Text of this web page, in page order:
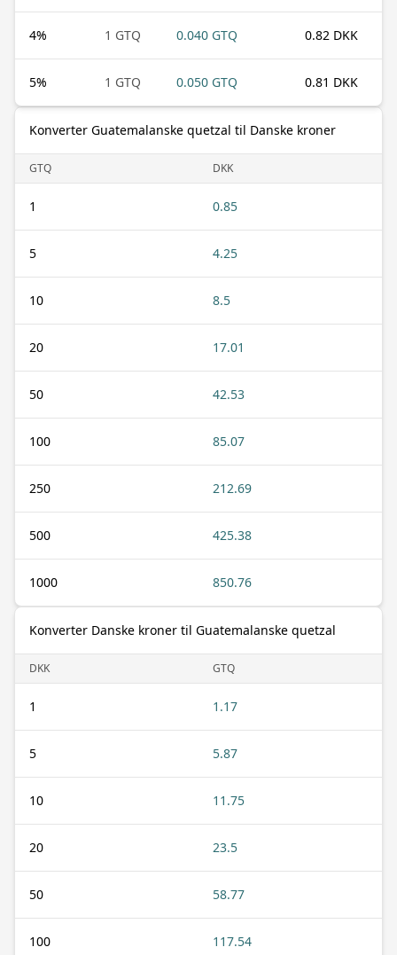
4% 1 GTQ 0.040 GTQ 0.82 DKK
5% 1 GTQ 0.050 GTQ 0.81 DKK
Konverter Guatemalanske quetzal til Danske kroner
GTQ DKK
1 0.85
5 4.25
10 8.5
20 17.01
50 42.53
100 85.07
250 212.69
500 425.38
1000 850.76
Konverter Danske kroner til Guatemalanske quetzal
DKK GTQ
1 1.17
5 5.87
10 11.75
20 23.5
50 58.77
100 117.54